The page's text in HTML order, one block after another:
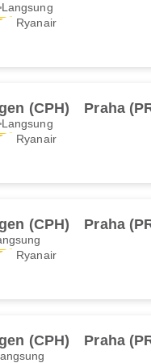
Langsung
Ryanair
(CPH) Praha
Langsung
Ryanair
(CPH) Praha
Ryanair
(CPH) Praha